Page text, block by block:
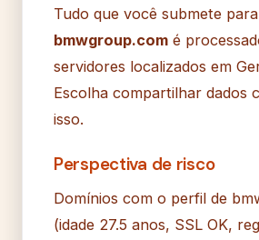
Tudo que você submete para
bmwgroup.com é
servidores localizados em
Escolha compartilhar dados
isso.
Perspectiva de risco
Domínios com o perfil de
(idade 27.5 anos, SSL OK,